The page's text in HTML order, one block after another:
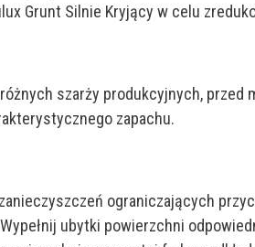
Grunt Silnie Kryjący w celu
szarży produkcyjnych, przed
zapachu.
ograniczających
ubytki powierzchni